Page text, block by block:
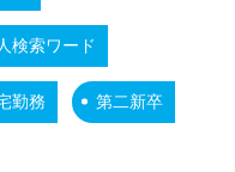
検索ワード
勤務 第二新卒